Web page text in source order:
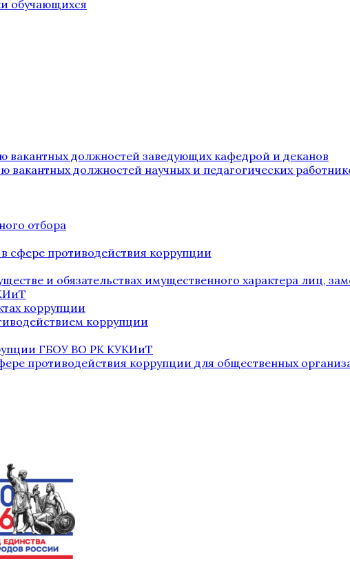
обучающихся
должностей заведующих кафедрой и деканов
вакантных должностей научных и педагогических
отбора
сфере противодействия коррупции
и обязательствах имущественного характера лиц,
коррупции
коррупции
ГБОУ ВО РК КУКИиТ
противодействия коррупции для общественных